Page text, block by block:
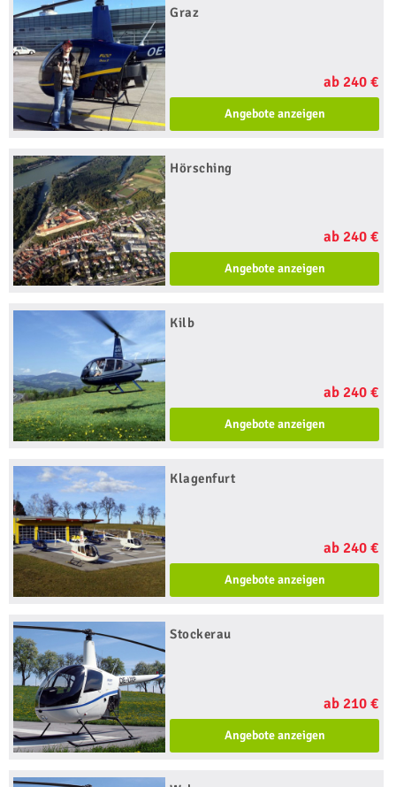
Graz
ab 240 €
Angebote anzeigen
Hörsching
ab 240 €
Angebote anzeigen
Kilb
ab 240 €
Angebote anzeigen
Klagenfurt
ab 240 €
Angebote anzeigen
Stockerau
ab 210 €
Angebote anzeigen